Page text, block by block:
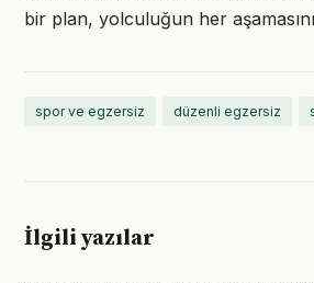
bir plan, yolculuğun her
spor ve egzersiz düzenli egzersiz
İlgili yazılar